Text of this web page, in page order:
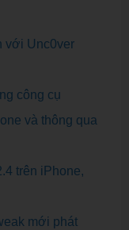
với Unc0ver
công cụ
và thông qua
trên iPhone,
mới phát